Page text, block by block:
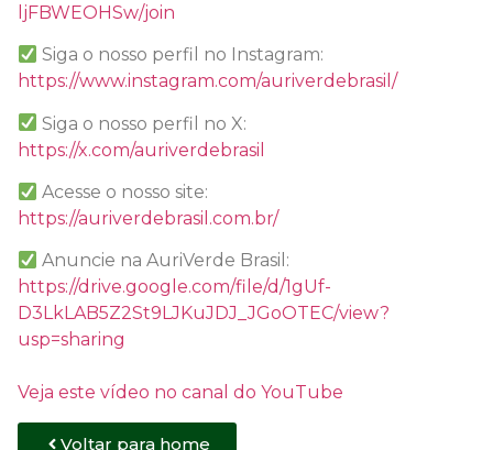
ljFBWEOHSw/join
Siga o nosso perfil no Instagram:
https://www.instagram.com/auriverdebrasil/
Siga o nosso perfil no X:
https://x.com/auriverdebrasil
Acesse o nosso site:
https://auriverdebrasil.com.br/
Anuncie na AuriVerde Brasil:
https://drive.google.com/file/d/1gUf-
D3LkLAB5Z2St9LJKuJDJ_JGoOTEC/view?
usp=sharing
Veja este vídeo no canal do YouTube
Voltar para home